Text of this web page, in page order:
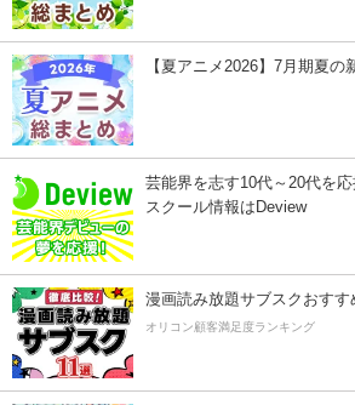
【夏アニメ2026】7月期夏の
芸能界を志す10代～20代を
スクール情報はDeview
漫画読み放題サブスクおすす
オリコン顧客満足度ランキング